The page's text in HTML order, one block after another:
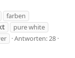
farben
pure white
Antworten: 28